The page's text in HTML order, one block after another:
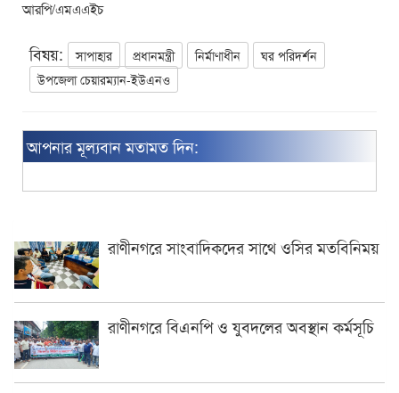
আরপি/এমএএইচ
বিষয়: সাপাহার প্রধানমন্ত্রী নির্মাণাধীন
ঘর পরিদর্শন
উপজেলা চেয়ারম্যান-ইউএনও
আপনার মূল্যবান মতামত দিন:
রাণীনগরে সাংবাদিকদের সাথে ওসির মতবিনিময়
রাণীনগরে বিএনপি ও যুবদলের অবস্থান কর্মসূচি